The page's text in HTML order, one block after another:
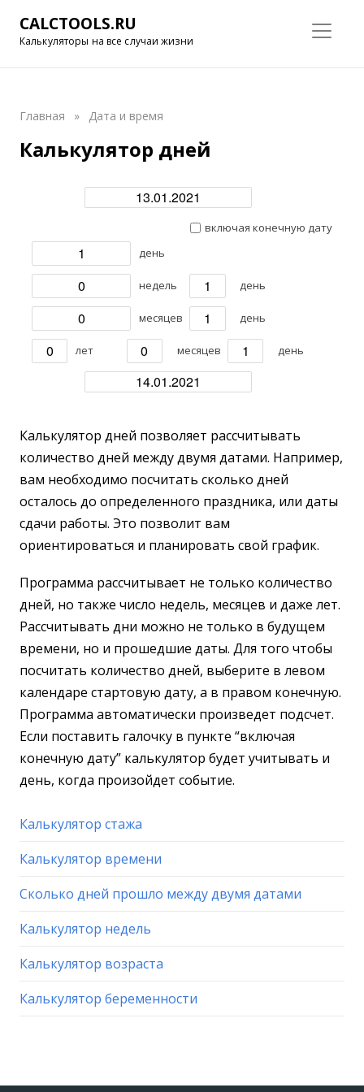
CALCTOOLS.RU
Калькуляторы на все случаи жизни
Главная » Дата и время
Калькулятор дней
включая конечную дату
день
недель день
месяцев день
лет месяцев день
Калькулятор дней позволяет рассчитывать
количество дней между двумя датами. Например,
вам необходимо посчитать сколько дней
осталось до определенного праздника, или даты
сдачи работы. Это позволит вам
ориентироваться и планировать свой график.
Программа рассчитывает не только количество
дней, но также число недель, месяцев и даже лет.
Рассчитывать дни можно не только в будущем
времени, но и прошедшие даты. Для того чтобы
посчитать количество дней, выберите в левом
календаре стартовую дату, а в правом конечную.
Программа автоматически произведет подсчет.
Если поставить галочку в пункте “включая
конечную дату” калькулятор будет учитывать и
день, когда произойдет событие.
Калькулятор стажа
Калькулятор времени
Сколько дней прошло между двумя датами
Калькулятор недель
Калькулятор возраста
Калькулятор беременности